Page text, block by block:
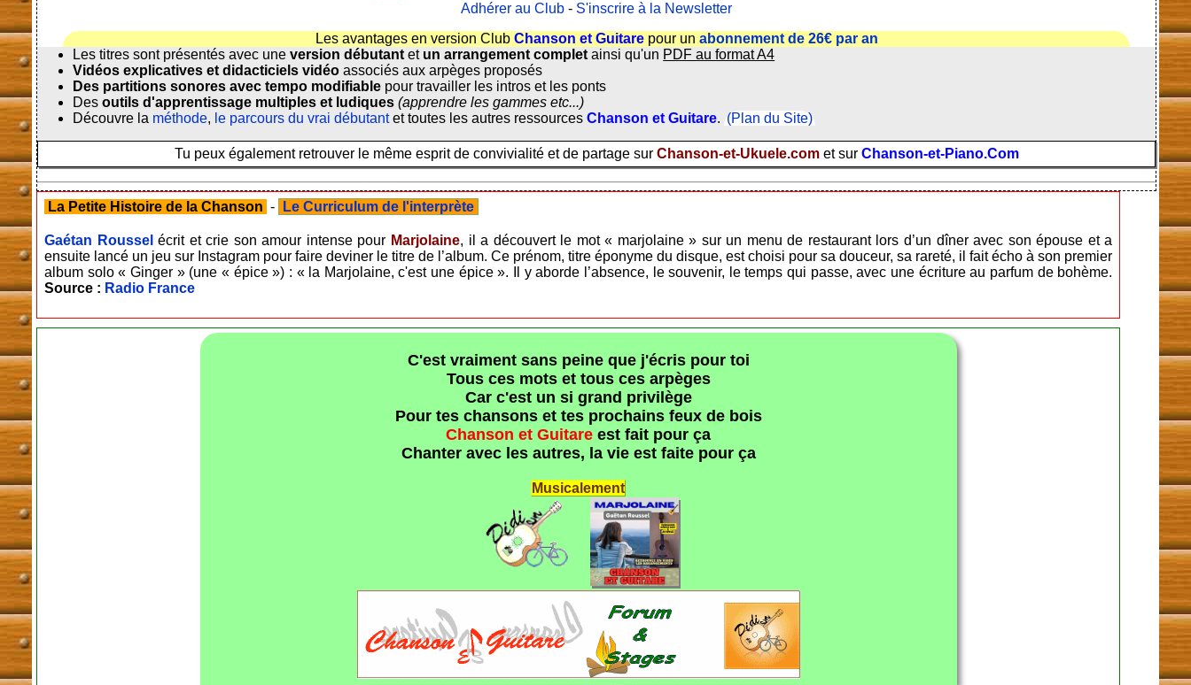
Adhérer au Club - S'inscrire à la Newsletter
Les avantages en version Club Chanson et Guitarepour un abonnement de 26€ par an
Les titres sont présentés avec uneversion débutant et un arrangement complet ainsi qu'un PDF au format A4
Vidéos explicatives et didacticiels vidéo associés aux arpèges proposés
Des partitions sonores avec tempo modifiable pour travailler les intros et les ponts
Desoutils d'apprentissage multiples et ludiques (apprendre les gammes etc...)
Découvre la méthode, le parcours du vrai débutantet toutes les autres ressourcesChanson et Guitare. (Plan du Site)
Tu peux également retrouver le même esprit de convivialité et de partage sur Chanson-et-Ukuele.comet sur Chanson-et-Piano.Com
La Petite Histoire de la Chanson - Le Curriculum de l'interprète
Gaétan Roussel écrit et crie son amour intense pour Marjolaine, il a découvert le mot « marjolaine » sur un menu de restaurant lors d’un dîner avec son épouse et a
ensuite lancé un jeu sur Instagram pour faire deviner le titre de l’album. Ce prénom, titre éponyme du disque, est choisi pour sa douceur, sa rareté, il fait écho à son premier
album solo « Ginger » (une « épice ») : « la Marjolaine, c'est une épice ». Il y aborde l’absence, le souvenir, le temps qui passe, avec une écriture au parfum de bohème.
Source : Radio France
C'est vraiment sans peine que j'écris pour toi
Tous ces mots et tous ces arpèges
Car c'est un si grand privilège
Pour tes chansons et tes prochains feux de bois
Chanson et Guitare est fait pour ça
Chanter avec les autres, la vie est faite pour ça
Musicalement